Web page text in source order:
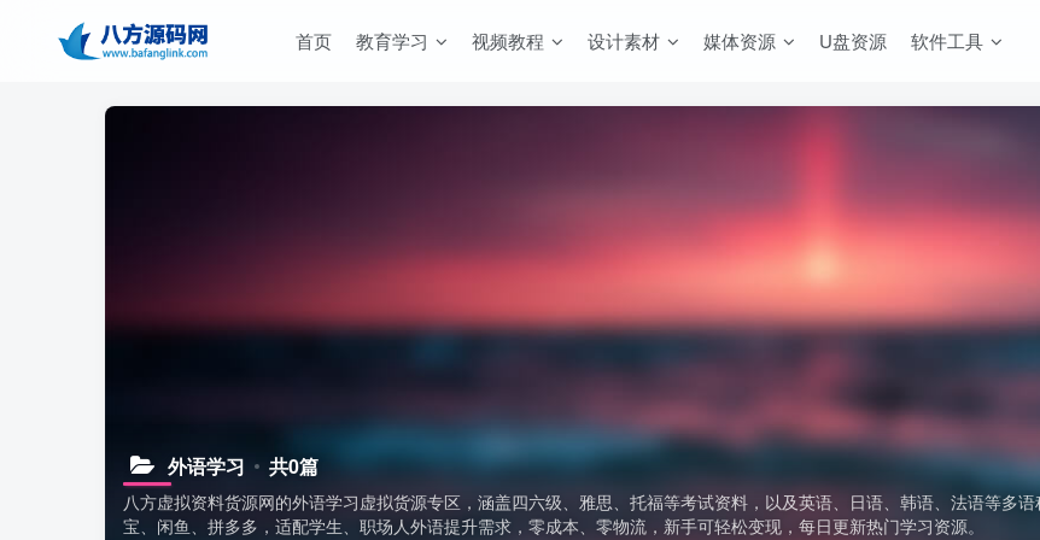
首页 教育学习 视频教程 设计素材 媒体资源 U盘资源 软件工具
外语学习 共0篇
八方虚拟资料货源网的外语学习虚拟货源专区，涵盖四六级、雅思、托福等考试资料，以及英语、日语、韩语、法语等多
宝、闲鱼、拼多多，适配学生、职场人外语提升需求，零成本、零物流，新手可轻松变现，每日更新热门学习资源。